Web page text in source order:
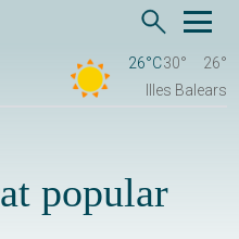
26°C30°
26°
Illes Balears
popular